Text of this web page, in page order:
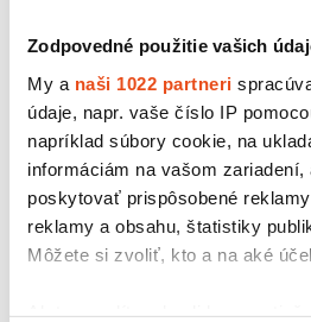
Zodpovedné použitie vašich
My a naši 1022 partneri
údaje, napr. vaše číslo IP
napríklad súbory cookie, na
informáciám na vašom
poskytovať prispôsobené
reklamy a obsahu, štatistiky
Môžete si zvoliť, kto a na aké
Obal na pivo 6pack biely 6x0,5
40,59 € s
33,00 € bez
50 ks v balení